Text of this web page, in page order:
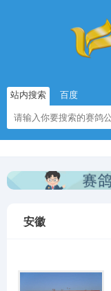
站内搜索 百度
安徽